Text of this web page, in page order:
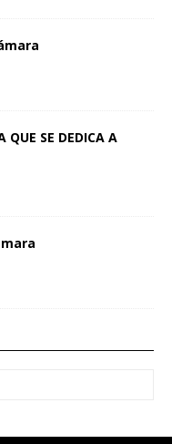
QUE SE DEDICA A